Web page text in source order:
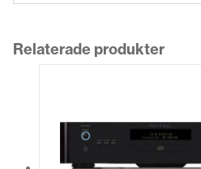
Relaterade produkter